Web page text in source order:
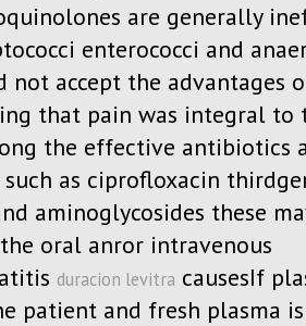
are generally
enterococci and
not accept the advantages
that pain was integral to
the effective antibiotics
as ciprofloxacin
aminoglycosides these
oral anror intravenous
duracion levitra causesIf
patient and fresh plasma